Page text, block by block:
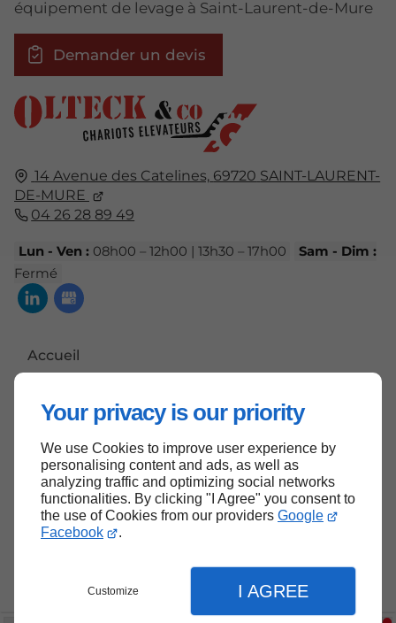
Your privacy is our priority
We use Cookies to improve user experience by
personalising content and ads, as well as
analyzing traffic and optimizing social networks
functionalities. By clicking "I Agree" you consent to
the use of Cookies from our providers Google
Facebook
.
Customize I AGREE
14 Avenue des Catelines, 69720 SAINT-LAURENT-
DE-MURE
04 26 28 89 49
Lun - Ven :08h00 – 12h00 | 13h30 – 17h00
Sam - Dim :
Fermé
Accueil
Mentions légales
Plan du site
équipement de levage à Saint-Laurent-de-Mure
Demander un devis
Haut de page